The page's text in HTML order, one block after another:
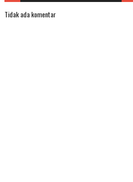
Tidak ada komentar